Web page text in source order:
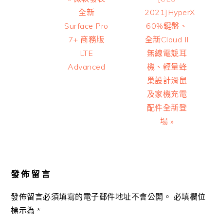
Post:全新
Surface Pro
7+ 商務版
LTE
Advanced
Post:
2021]HyperX
60%鍵盤、
全新Cloud II
無線電競耳
機、輕量蜂
巢設計滑鼠
及家機充電
配件全新登
場 »
發佈留言
發佈留言必須填寫的電子郵件地址不會公開。 必填欄位
標示為*